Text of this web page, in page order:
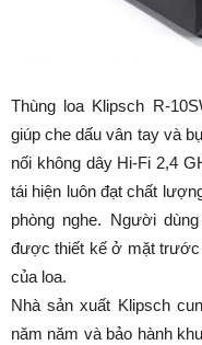
Thùng loa Klipsch R-
giúp che dấu vân tay và
nối không dây Hi-Fi 2,4
tái hiện luôn đạt chất
phòng nghe. Người
được thiết kế ở mặt trước
của loa.
Nhà sản xuất Klipsch
năm năm và bảo hành